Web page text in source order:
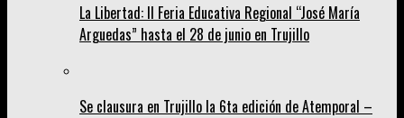
La Libertad: II Feria Educativa Regional “José María
Arguedas” hasta el 28 de junio en Trujillo
Se clausura en Trujillo la 6ta edición de Atemporal –